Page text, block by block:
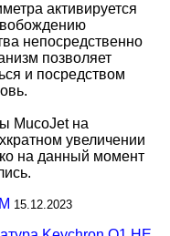
активируется
непосредственно
позволяет
и посредством
MucoJet на
увеличении
на данный момент
15.12.2023